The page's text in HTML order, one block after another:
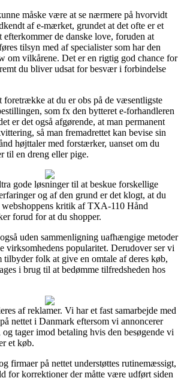
måske være at se nærmere på hvorvidt
af e-mærket, grundet at det ofte er et
efterkommer de danske love, foruden at
tilsyn med af specialister som har den
om vilkårene. Det er en rigtig god chance for
du bliver udsat for besvær i forbindelse
foretrække at du er obs på de væsentligste
som fx den bytteret e-forhandleren
er det også afgørende, at man permanent
så man fremadrettet kan bevise sin
højttaler med forstærker, uanset om du
til en dreng eller pige.
gode løsninger til at beskue forskellige
og af den grund er det klogt, at du
webshoppens kritik af TXA-110 Hånd
forud for at du shopper.
uden sammenligning uafhængige metoder
virksomhedens popularitet. Derudover ser vi
tilbyder folk at give en omtale af deres køb,
i brug til at bedømme tilfredsheden hos
af reklamer. Vi har et fast samarbejde med
nettet i Danmark eftersom vi annoncerer
tager imod betaling hvis den besøgende vi
et køb.
firmaer på nettet understøttes rutinemæssigt,
for korrektioner der måtte være udført siden